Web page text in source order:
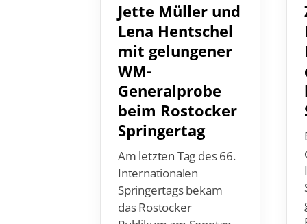
Jette Müller und
Lena Hentschel
mit gelungener
WM-
Generalprobe
beim Rostocker
Springertag
Am letzten Tag des 66.
Internationalen
Springertags bekam
das Rostocker